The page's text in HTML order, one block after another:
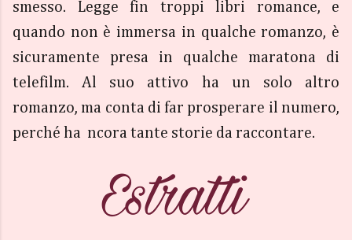
smesso. Legge fin troppi libri romance, e
quando non è immersa in qualche romanzo, è
sicuramente presa in qualche maratona di
telefilm. Al suo attivo ha un solo altro
romanzo, ma conta di far prosperare il numero,
perché ha ncora tante storie da raccontare.